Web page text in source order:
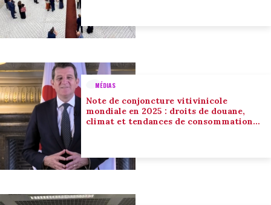
MÉDIAS
Note de conjoncture vitivinicole
mondiale en 2025 : droits de douane,
climat et tendances de consommation